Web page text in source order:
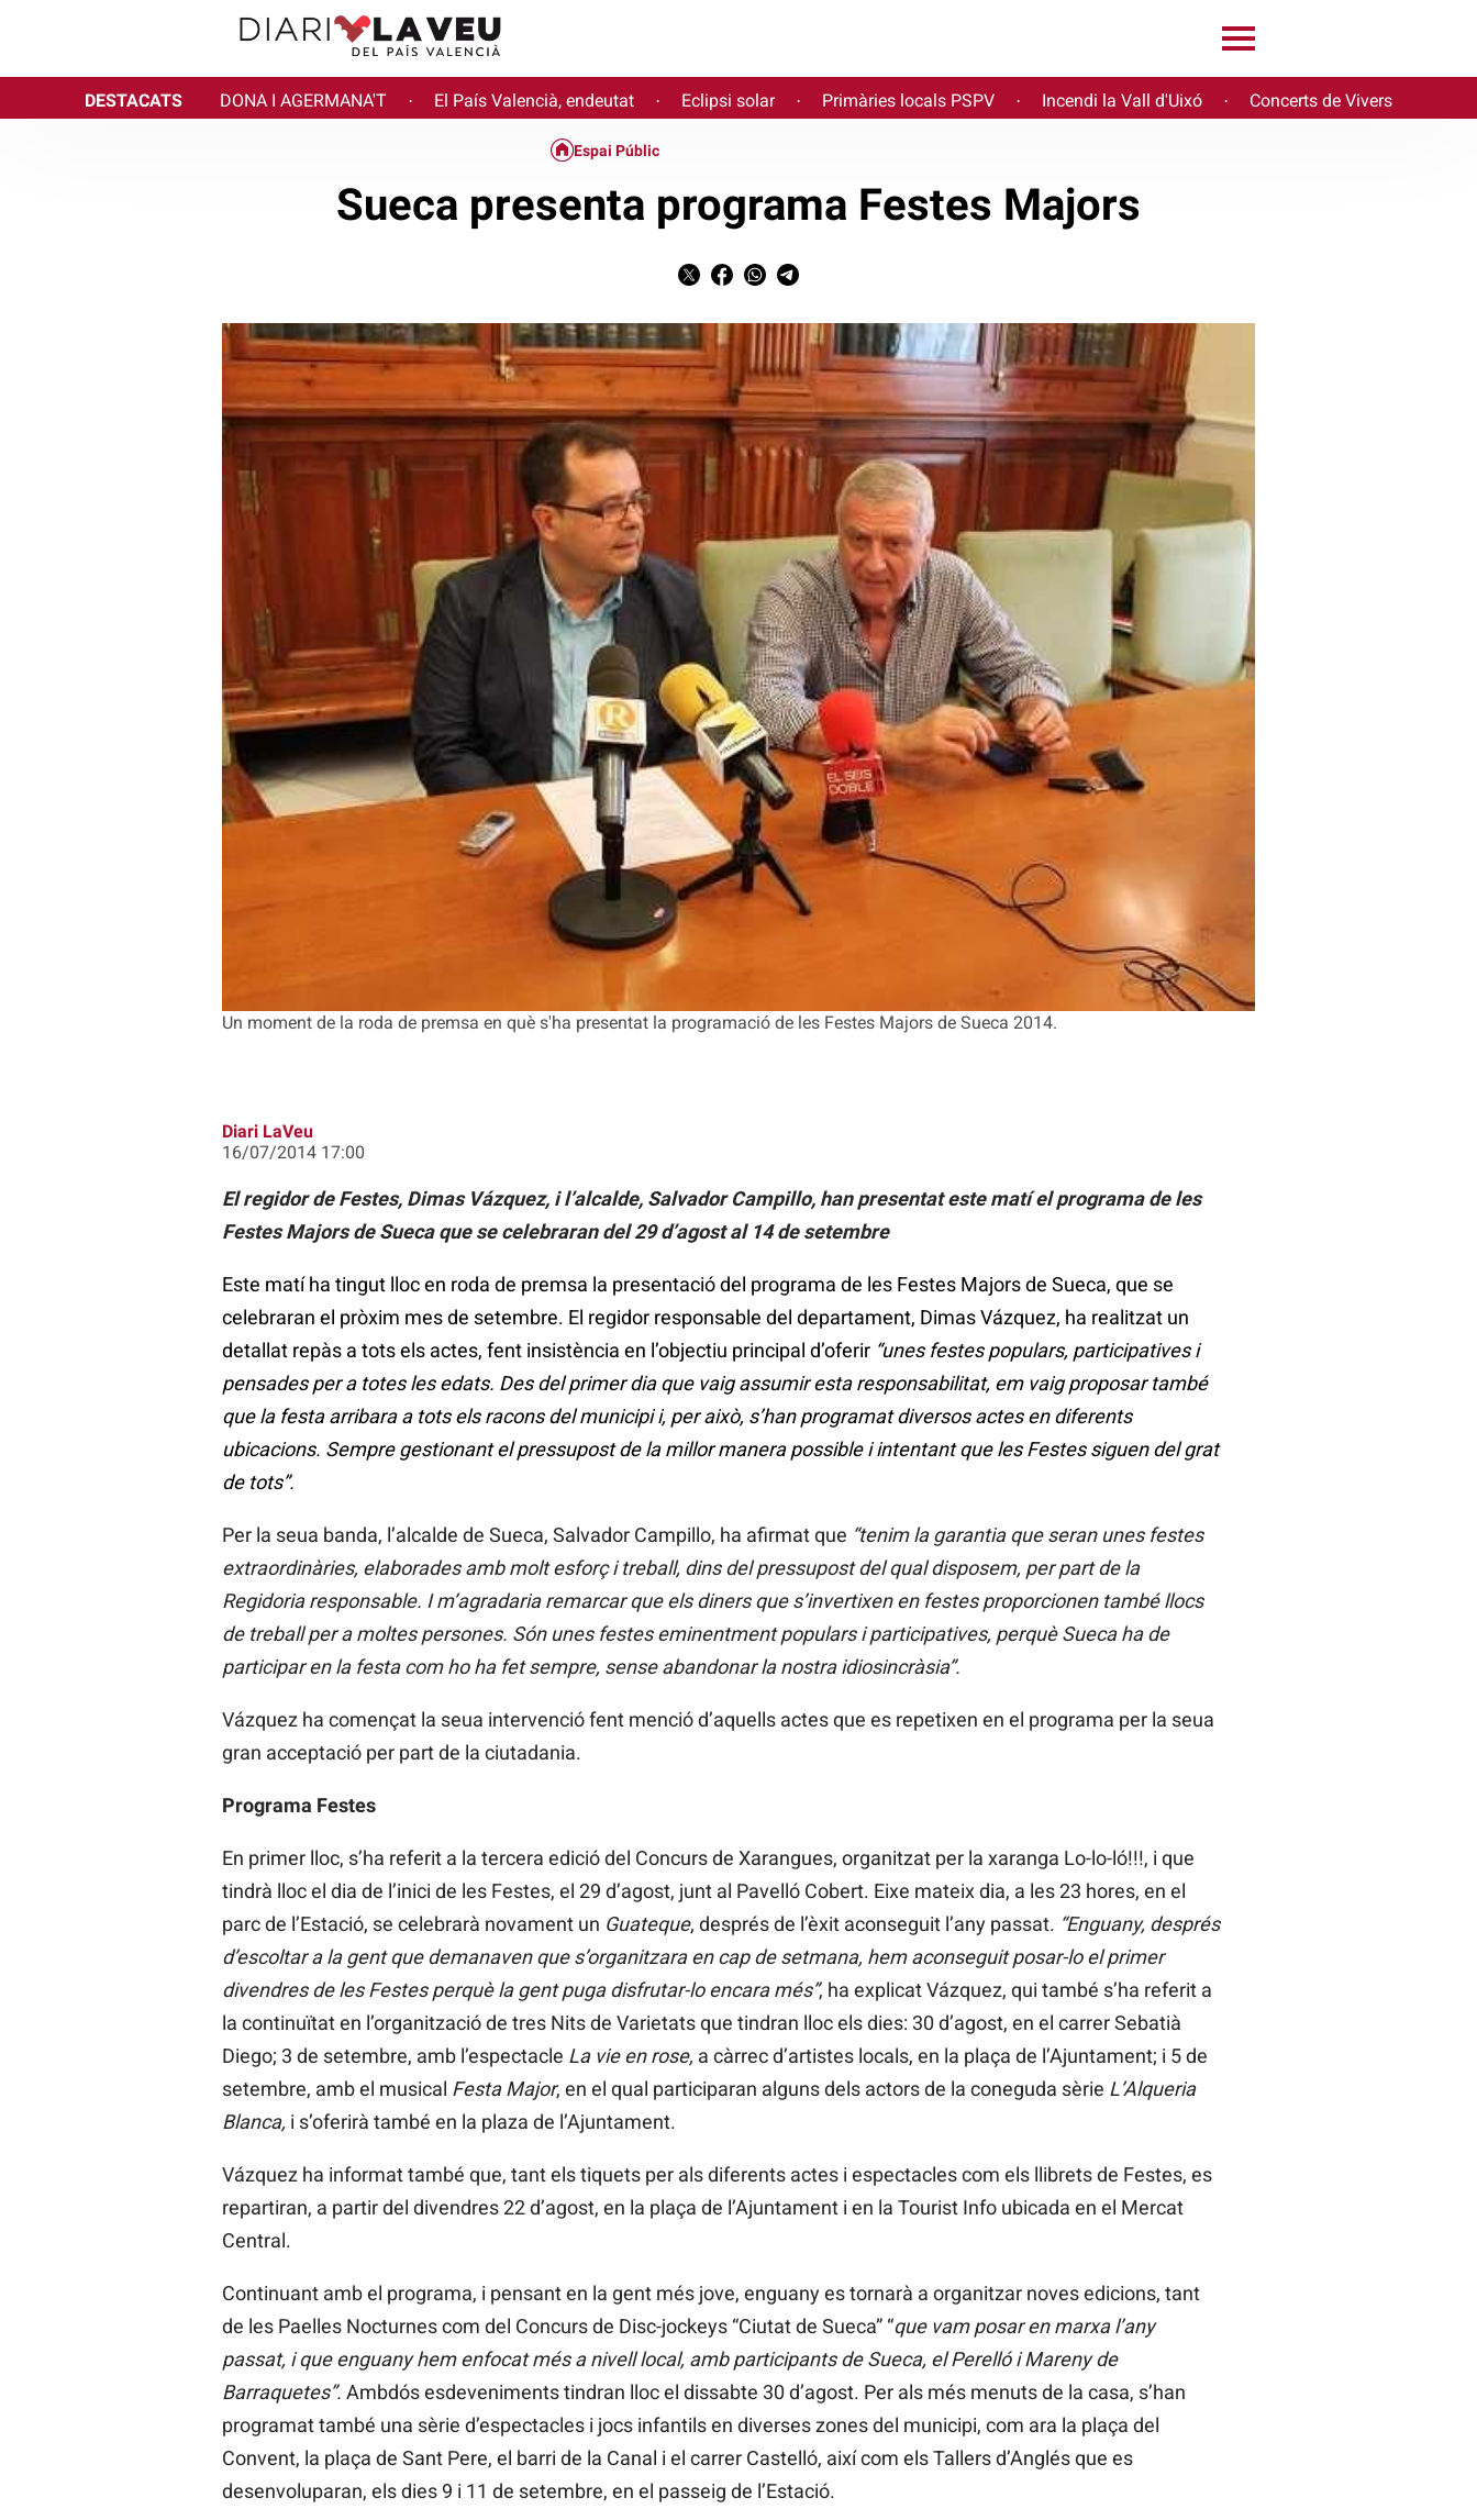
DESTACATS DONA I AGERMANA'T · El País Valencià, endeutat · Eclipsi solar · Primàries locals PSPV · Incendi la Vall d'Uixó · Concerts de Vivers
Un moment de la roda de premsa en què s'ha presentat la programació de les Festes Majors de Sueca 2014.
Espai Públic
Sueca presenta programa Festes Majors
Diari LaVeu
16/07/2014 17:00
El regidor de Festes, Dimas Vázquez, i l’alcalde, Salvador Campillo, han presentat este matí el programa de les
Festes Majors de Sueca que se celebraran del 29 d’agost al 14 de setembre
Este matí ha tingut lloc en roda de premsa la presentació del programa de les Festes Majors de Sueca, que se
celebraran el pròxim mes de setembre. El regidor responsable del departament, Dimas Vázquez, ha realitzat un
detallat repàs a tots els actes, fent insistència en l’objectiu principal d’oferir “unes festes populars, participatives i
pensades per a totes les edats. Des del primer dia que vaig assumir esta responsabilitat, em vaig proposar també
que la festa arribara a tots els racons del municipi i, per això, s’han programat diversos actes en diferents
ubicacions. Sempre gestionant el pressupost de la millor manera possible i intentant que les Festes siguen del grat
de tots”.
Per la seua banda, l’alcalde de Sueca, Salvador Campillo, ha afirmat que “tenim la garantia que seran unes festes
extraordinàries, elaborades amb molt esforç i treball, dins del pressupost del qual disposem, per part de la
Regidoria responsable. I m’agradaria remarcar que els diners que s’invertixen en festes proporcionen també llocs
de treball per a moltes persones. Són unes festes eminentment populars i participatives, perquè Sueca ha de
participar en la festa com ho ha fet sempre, sense abandonar la nostra idiosincràsia”.
Vázquez ha començat la seua intervenció fent menció d’aquells actes que es repetixen en el programa per la seua
gran acceptació per part de la ciutadania.
Programa Festes
En primer lloc, s’ha referit a la tercera edició del Concurs de Xarangues, organitzat per la xaranga Lo-lo-ló!!!, i que
tindrà lloc el dia de l’inici de les Festes, el 29 d’agost, junt al Pavelló Cobert. Eixe mateix dia, a les 23 hores, en el
parc de l’Estació, se celebrarà novament un Guateque, després de l’èxit aconseguit l’any passat. “Enguany, després
d’escoltar a la gent que demanaven que s’organitzara en cap de setmana, hem aconseguit posar-lo el primer
divendres de les Festes perquè la gent puga disfrutar-lo encara més”, ha explicat Vázquez, qui també s’ha referit a
la continuïtat en l’organització de tres Nits de Varietats que tindran lloc els dies: 30 d’agost, en el carrer Sebatià
Diego; 3 de setembre, amb l’espectacle La vie en rose, a càrrec d’artistes locals, en la plaça de l’Ajuntament; i 5 de
setembre, amb el musical Festa Major, en el qual participaran alguns dels actors de la coneguda sèrie L’Alqueria
Blanca, i s’oferirà també en la plaza de l’Ajuntament.
Vázquez ha informat també que, tant els tiquets per als diferents actes i espectacles com els llibrets de Festes, es
repartiran, a partir del divendres 22 d’agost, en la plaça de l’Ajuntament i en la Tourist Info ubicada en el Mercat
Central.
Continuant amb el programa, i pensant en la gent més jove, enguany es tornarà a organitzar noves edicions, tant
de les Paelles Nocturnes com del Concurs de Disc-jockeys “Ciutat de Sueca” “que vam posar en marxa l’any
passat, i que enguany hem enfocat més a nivell local, amb participants de Sueca, el Perelló i Mareny de
Barraquetes”. Ambdós esdeveniments tindran lloc el dissabte 30 d’agost. Per als més menuts de la casa, s’han
programat també una sèrie d’espectacles i jocs infantils en diverses zones del municipi, com ara la plaça del
Convent, la plaça de Sant Pere, el barri de la Canal i el carrer Castelló, així com els Tallers d’Anglés que es
desenvoluparan, els dies 9 i 11 de setembre, en el passeig de l’Estació.